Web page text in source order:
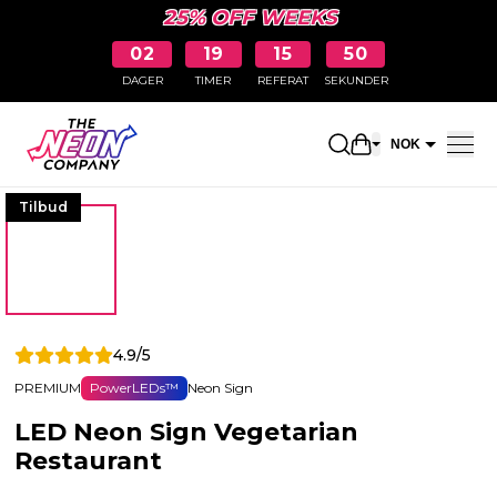
25% OFF WEEKS
02
DAGER
19
TIMER
15
REFERAT
49
SEKUNDER
ÅpneNOK
Tilbud
4.9/5
PREMIUM PowerLEDs™ Neon Sign
LED Neon Sign Vegetarian
Restaurant